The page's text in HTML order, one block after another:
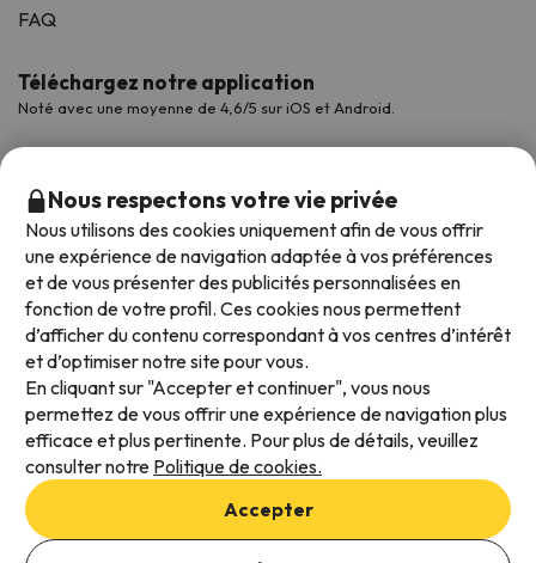
Ajouter des dates pour vérifier la disponibilité
FAQ
Téléchargez notre application
Noté avec une moyenne de 4,6/5 sur iOS et Android.
Modes de paiement disponibles
Conditions générales d'utilisation
Protection des données
Nous respectons votre vie privée
Nous utilisons des cookies uniquement afin de vous offrir
une expérience de navigation adaptée à vos préférences
et de vous présenter des publicités personnalisées en
fonction de votre profil. Ces cookies nous permettent
d’afficher du contenu correspondant à vos centres d’intérêt
et d’optimiser notre site pour vous.
En cliquant sur "Accepter et continuer", vous nous
permettez de vous offrir une expérience de navigation plus
efficace et plus pertinente. Pour plus de détails, veuillez
consulter notre Politique de cookies.
Accepter